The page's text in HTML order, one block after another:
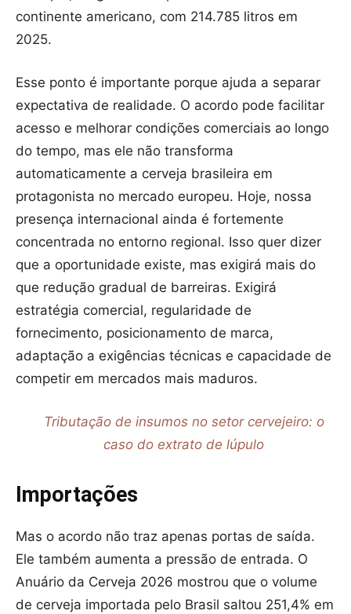
continente americano, com 214.785 litros em
2025.
Esse ponto é importante porque ajuda a separar
expectativa de realidade. O acordo pode facilitar
acesso e melhorar condições comerciais ao longo
do tempo, mas ele não transforma
automaticamente a cerveja brasileira em
protagonista no mercado europeu. Hoje, nossa
presença internacional ainda é fortemente
concentrada no entorno regional. Isso quer dizer
que a oportunidade existe, mas exigirá mais do
que redução gradual de barreiras. Exigirá
estratégia comercial, regularidade de
fornecimento, posicionamento de marca,
adaptação a exigências técnicas e capacidade de
competir em mercados mais maduros.
Tributação de insumos no setor cervejeiro: o
caso do extrato de lúpulo
Importações
Mas o acordo não traz apenas portas de saída.
Ele também aumenta a pressão de entrada. O
Anuário da Cerveja 2026 mostrou que o volume
de cerveja importada pelo Brasil saltou 251,4% em